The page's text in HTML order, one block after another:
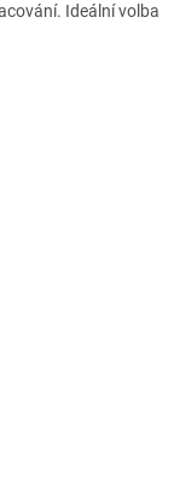
Ideální volba